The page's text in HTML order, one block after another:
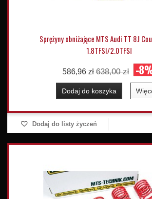
Sprężyny obniżające MTS Audi TT 8J
1.8TFSI/2.0TFSI
586,96 zł 638,00 zł -
Dodaj do koszyka
Dodaj do listy życzeń